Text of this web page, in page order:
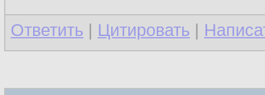
Ответить | Цитировать |